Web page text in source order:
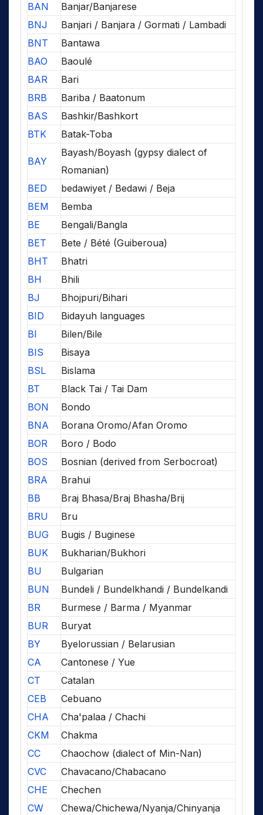
BAN
Banjar/Banjarese
BNJ
Banjari / Banjara / Gormati / Lambadi
BNT
Bantawa
BAO
Baoulé
BAR
Bari
BRB
Bariba / Baatonum
BAS
Bashkir/Bashkort
BTK
Batak-Toba
BAY
Bayash/Boyash (gypsy dialect of
Romanian)
BED
bedawiyet / Bedawi / Beja
BEM
Bemba
BE
Bengali/Bangla
BET
Bete / Bété (Guiberoua)
BHT
Bhatri
BH
Bhili
BJ
Bhojpuri/Bihari
BID
Bidayuh languages
BI
Bilen/Bile
BIS
Bisaya
BSL
Bislama
BT
Black Tai / Tai Dam
BON
Bondo
BNA
Borana Oromo/Afan Oromo
BOR
Boro / Bodo
BOS
Bosnian (derived from Serbocroat)
BRA
Brahui
BB
Braj Bhasa/Braj Bhasha/Brij
BRU
Bru
BUG
Bugis / Buginese
BUK
Bukharian/Bukhori
BU
Bulgarian
BUN
Bundeli / Bundelkhandi / Bundelkandi
BR
Burmese / Barma / Myanmar
BUR
Buryat
BY
Byelorussian / Belarusian
CA
Cantonese / Yue
CT
Catalan
CEB
Cebuano
CHA
Cha'palaa / Chachi
CKM
Chakma
CC
Chaochow (dialect of Min-Nan)
CVC
Chavacano/Chabacano
CHE
Chechen
CW
Chewa/Chichewa/Nyanja/Chinyanja